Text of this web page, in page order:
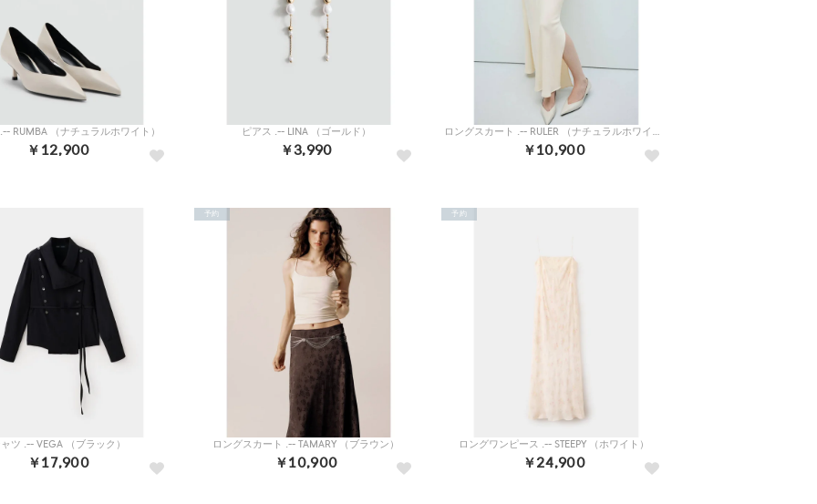
RUMBA （ナチュラルホワイト）
￥12,900
ピアス .-- LINA （ゴールド）
￥3,990
ロングスカート .-- RULER （ナチュラルホワイト）
￥10,900
ツ .-- VEGA （ブラック）
￥17,900
ロングスカート .-- TAMARY （ブラウン）
￥10,900
予約
ロングワンピース .-- STEEPY （ホワイト）
￥24,900
予約